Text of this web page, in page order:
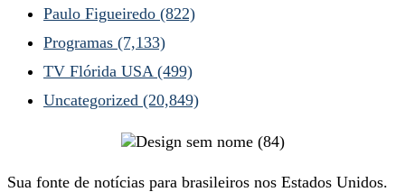
Paulo Figueiredo (822)
Programas (7,133)
TV Flórida USA (499)
Uncategorized (20,849)
Sua fonte de notícias para brasileiros nos Estados Unidos.